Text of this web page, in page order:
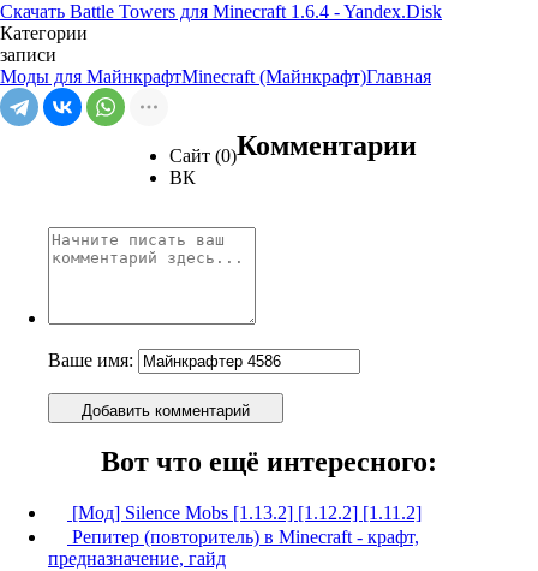
Скачать Battle Towers для Minecraft 1.6.4 - Yandex.Disk
Категории
записи
Моды для МайнкрафтMinecraft (Майнкрафт)Главная
Сайт (0)
ВК
Комментарии
Ваше имя:
Добавить комментарий
Вот что ещё интересного:
[Мод] Silence Mobs [1.13.2] [1.12.2] [1.11.2]
Репитер (повторитель) в Minecraft - крафт,
предназначение, гайд